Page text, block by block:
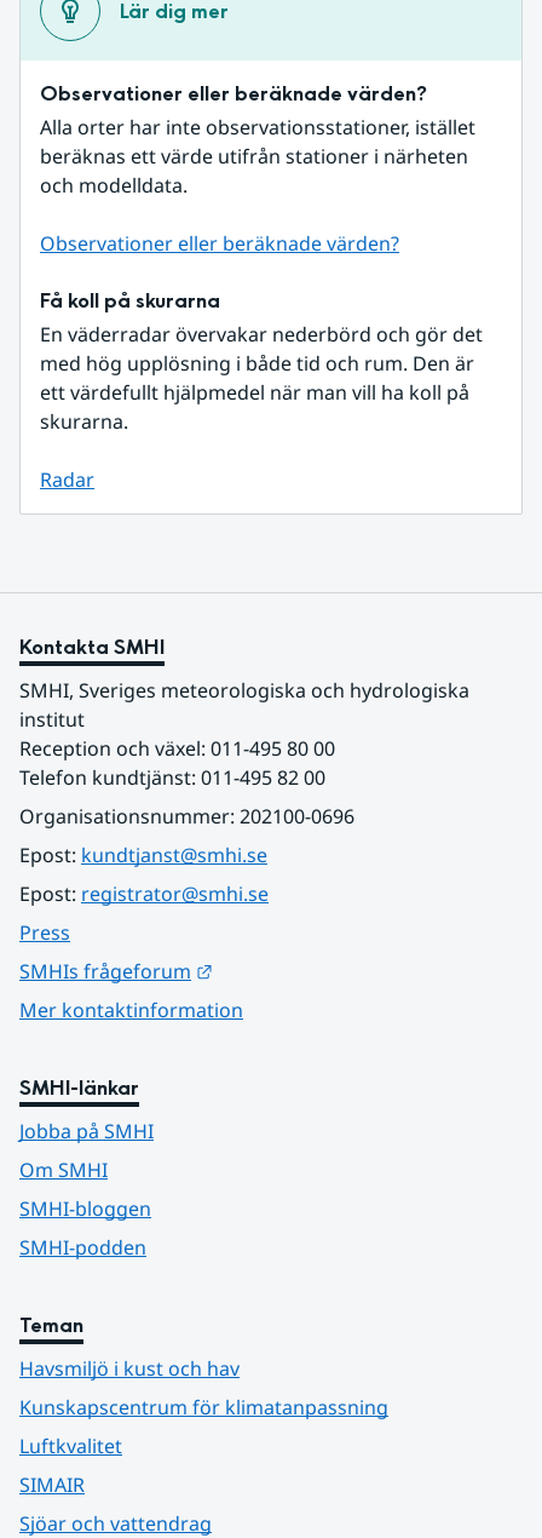
Lär dig mer
Observationer eller beräknade värden?
Alla orter har inte observationsstationer, istället
beräknas ett värde utifrån stationer i närheten
och modelldata.
Observationer eller beräknade värden?
Få koll på skurarna
En väderradar övervakar nederbörd och gör det
med hög upplösning i både tid och rum. Den är
ett värdefullt hjälpmedel när man vill ha koll på
skurarna.
Radar
Kontakta SMHI
SMHI, Sveriges meteorologiska och hydrologiska
institut
Reception och växel: 011-495 80 00
Telefon kundtjänst: 011-495 82 00
Organisationsnummer: 202100-0696
Epost: kundtjanst@smhi.se
Epost: registrator@smhi.se
Press
SMHIs frågeforum
Mer kontaktinformation
SMHI-länkar
Jobba på SMHI
Om SMHI
SMHI-bloggen
SMHI-podden
Teman
Havsmiljö i kust och hav
Kunskapscentrum för klimatanpassning
Luftkvalitet
SIMAIR
Sjöar och vattendrag